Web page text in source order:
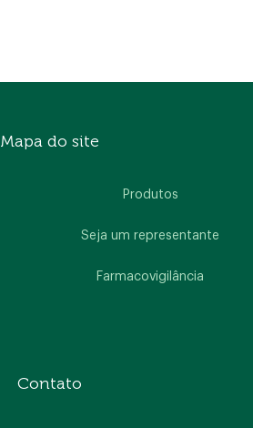
Mapa do site
Produtos
Seja um representante
Farmacovigilância
Contato